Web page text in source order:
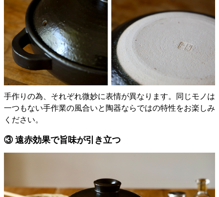
手作りの為、それぞれ微妙に表情が異なります。同じモノは
一つもない手作業の風合いと陶器ならではの特性をお楽しみ
ください。
③ 遠赤効果で旨味が引き立つ